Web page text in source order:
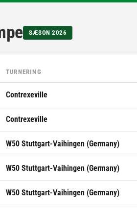
SÆSON 2026
TURNERING
Contrexeville
Contrexeville
W50 Stuttgart-Vaihingen (Germany)
W50 Stuttgart-Vaihingen (Germany)
W50 Stuttgart-Vaihingen (Germany)